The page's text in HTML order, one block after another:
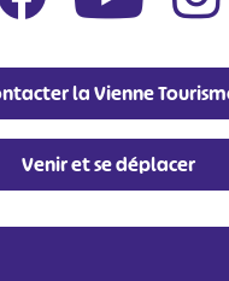
la Vienne
Venir et se déplacer
#